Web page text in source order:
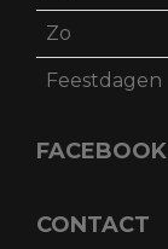
Zo
Feestdagen
FACEBOOK
CONTACT